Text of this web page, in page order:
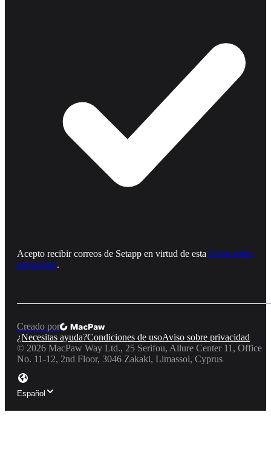
Acepto recibir correos de Setapp en virtud de esta Aviso sobre
privacidad.
Creado por
¿Necesitas ayuda?Condiciones de usoAviso sobre privacidad
© 2026 MacPaw Way Ltd., 25 Serifou, Allure Center 11, Office
No. 11-12, 2nd Floor, 3046 Zakaki, Limassol, Cyprus
Español